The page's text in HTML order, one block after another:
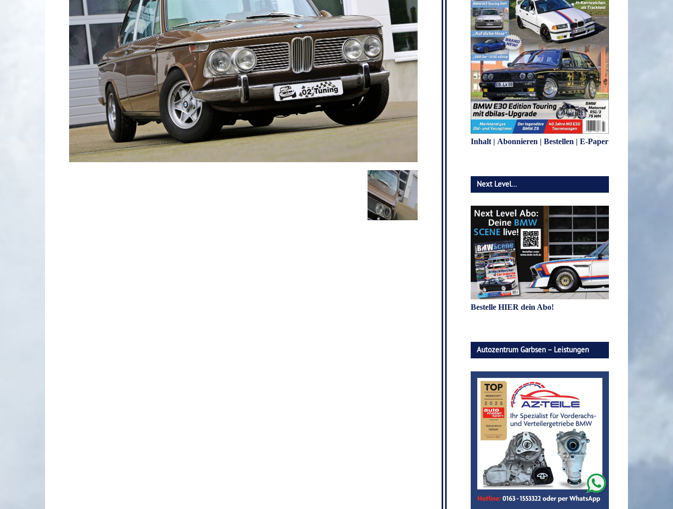
Inhalt | Abonnieren | Bestellen | E-Paper
Next Level…
Bestelle HIER dein Abo!
Autozentrum Garbsen – Leistungen